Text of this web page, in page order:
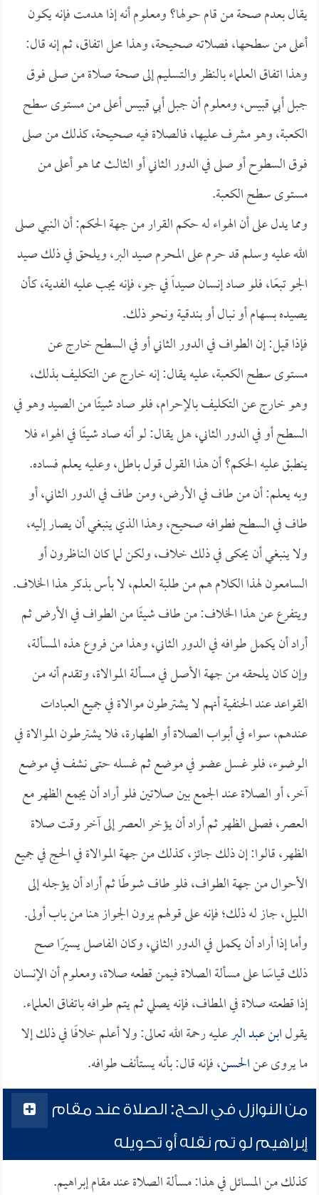
يقال بعدم صحة من قام حولها؟ ومعلوم أنه إذا هدمت فإنه يكون
أعلى من سطحها، فصلاته صحيحة، وهذا محل اتفاق، ثم إنه قال:
وهذا اتفاق العلماء بالنظر والتسليم إلى صحة صلاة من صلى فوق
جبل أبي قبيس، ومعلوم أن جبل أبي قبيس أعلى من مستوى سطح
الكعبة، وهو مشرف عليها، فالصلاة فيه صحيحة، كذلك من صلى
فوق السطوح أو صلى في الدور الثاني أو الثالث مما هو أعلى من
مستوى سطح الكعبة.
ومما يدل على أن الهواء له حكم القرار من جهة الحكم: أن النبي صلى
الله عليه وسلم قد حرم على المحرم صيد البر، ويلحق في ذلك صيد
الجو تبعًا، فلو صاد إنسان صيداً في جو، فإنه يجب عليه الفدية، كأن
يصيده بسهام أو نبال أو بندقية ونحو ذلك.
فإذا قيل: إن الطواف في الدور الثاني أو في السطح خارج عن
مستوى سطح الكعبة، عليه يقال: إنه خارج عن التكليف بذلك،
وهو خارج عن التكليف بالإحرام، فلو صاد شيئًا من الصيد وهو في
السطح أو في الدور الثاني، هل يقال: لو أنه صاد شيئًا في الهواء فلا
ينطبق عليه الحكم؟ أن هذا القول قول باطل، وعليه يعلم فساده.
وبه يعلم: أن من طاف في الأرض، ومن طاف في الدور الثاني، أو
طاف في السطح فطوافه صحيح، وهذا الذي ينبغي أن يصار إليه،
ولا ينبغي أن يحكى في ذلك خلاف، ولكن لما كان الناظرون أو
السامعون لهذا الكلام هم من طلبة العلم، لا بأس بذكر هذا الخلاف.
ويتفرع عن هذا الخلاف: من طاف شيئًا من الطواف في الأرض ثم
أراد أن يكمل طوافه في الدور الثاني، وهذا من فروع هذه المسألة،
وإن كان يلحقه من جهة الأصل في مسألة الموالاة، وتقدم أنه من
القواعد عند الحنفية أنهم لا يشترطون موالاة في جميع العبادات
عندهم، سواء في أبواب الصلاة أو الطهارة، فلا يشترطون الموالاة في
الوضوء، فلو غسل عضو في موضع ثم غسله حتى نشف في موضع
آخر، أو الصلاة عند الجمع بين صلاتين فلو أراد أن يجمع الظهر مع
العصر، فصلى الظهر ثم أراد أن يؤخر العصر إلى آخر وقت صلاة
الظهر، قالوا: إن ذلك جائز، كذلك من جهة الموالاة في الحج في جميع
الأحوال من جهة الطواف، فلو طاف شوطًا ثم أراد أن يؤجله إلى
الليل، جاز له ذلك؛ فإنه على قولهم يرون الجواز هنا من باب أولى.
وأما إذا أراد أن يكمل في الدور الثاني، وكان الفاصل يسيرًا صح
ذلك قياسًا على مسألة الصلاة فيمن قطعه صلاة، ومعلوم أن الإنسان
إذا قطعته صلاة في المطاف، فإنه يصلي ثم يتم طوافه باتفاق العلماء.
يقولابن عبد البرعليه رحمة الله تعالى: ولا أعلم خلافًا في ذلك إلا
ما يروى عنالحسن، فإنه قال: بأنه يستأنف طوافه.
من النوازل في الحج: الصلاة عند مقام
إبراهيم لو تم نقله أو تحويله
كذلك من المسائل في هذا: مسألة الصلاة عند مقام إبراهيم.